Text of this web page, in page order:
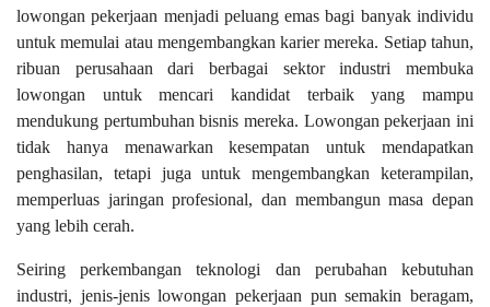
lowongan pekerjaan menjadi peluang emas bagi banyak individu
untuk memulai atau mengembangkan karier mereka. Setiap tahun,
ribuan perusahaan dari berbagai sektor industri membuka
lowongan untuk mencari kandidat terbaik yang mampu
mendukung pertumbuhan bisnis mereka. Lowongan pekerjaan ini
tidak hanya menawarkan kesempatan untuk mendapatkan
penghasilan, tetapi juga untuk mengembangkan keterampilan,
memperluas jaringan profesional, dan membangun masa depan
yang lebih cerah.
Seiring perkembangan teknologi dan perubahan kebutuhan
industri, jenis-jenis lowongan pekerjaan pun semakin beragam,